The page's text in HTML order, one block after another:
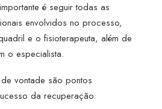
é seguir todas as
envolvidos no processo,
e o fisioterapeuta, além de
o especialista.
vontade são pontos
da recuperação.